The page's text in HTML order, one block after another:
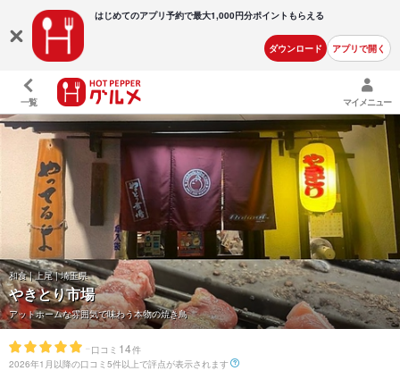
はじめてのアプリ予約で最大1,000円分ポイントもらえる
ダウンロード アプリで開く
一覧 マイメニュー
和食 | 上尾 | 埼玉県
やきとり市場
アットホームな雰囲気で味わう本物の焼き鳥
- 口コミ 14件
2026年1月以降の口コミ5件以上で評点が表示されます